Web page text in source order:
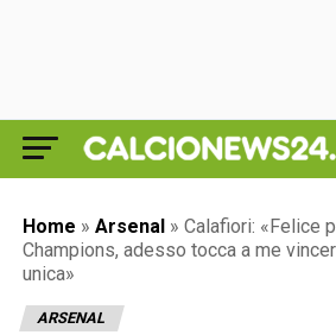
Home » Arsenal » Calafiori: «Felice
Champions, adesso tocca a me
unica»
ARSENAL